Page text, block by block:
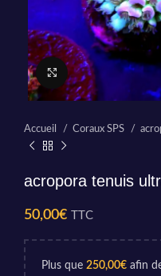
Cliquez pour agrandir
Accueil Coraux SPS
acropora tenuis
50,00€ TTC
Plus que 250,00€ afin